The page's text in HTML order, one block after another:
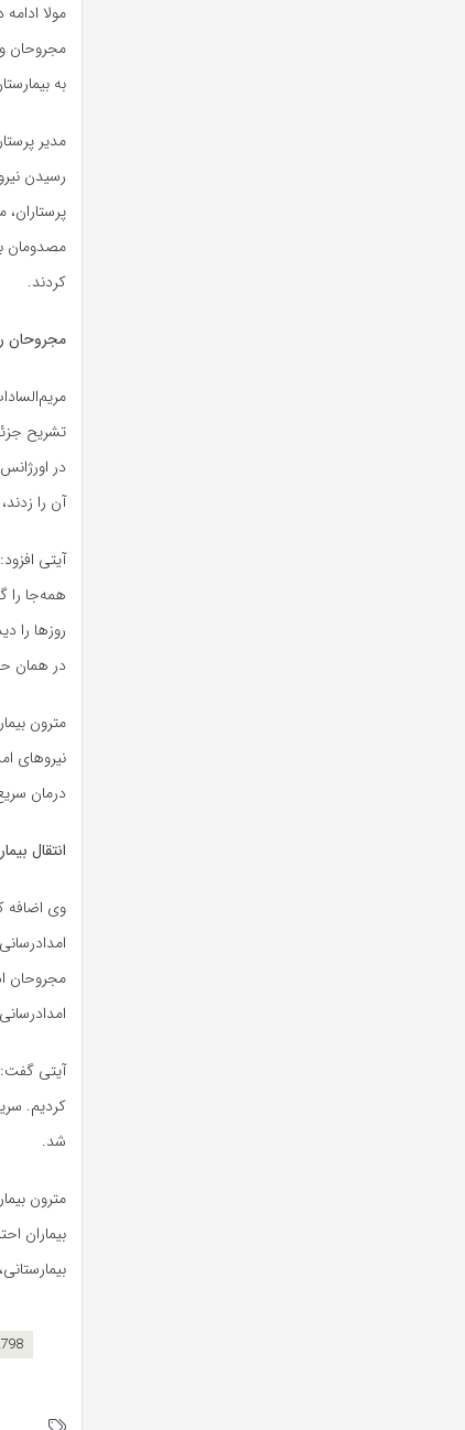
مولا
مجروحان
به
مدیر
رسیدن
مصدومان
کردند.
مجروحان
تشریح
در
آن را
آیتی
همه‌جا را
روزها را
در همان
مترون
نیروهای
درمان
انتقال
وی اضافه
مجروحان
شد.
مترون
بیماران